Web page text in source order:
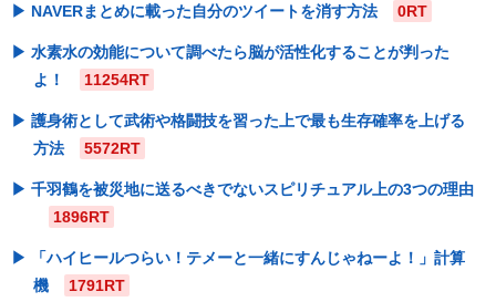
NAVERまとめに載った自分のツイートを消す方法 0RT
水素水の効能について調べたら脳が活性化することが判った
よ！
11254RT
護身術として武術や格闘技を習った上で最も生存確率を上げる
方法
5572RT
千羽鶴を被災地に送るべきでないスピリチュアル上の3つの理由
1896RT
「ハイヒールつらい！テメーと一緒にすんじゃねーよ！」計算
機
1791RT